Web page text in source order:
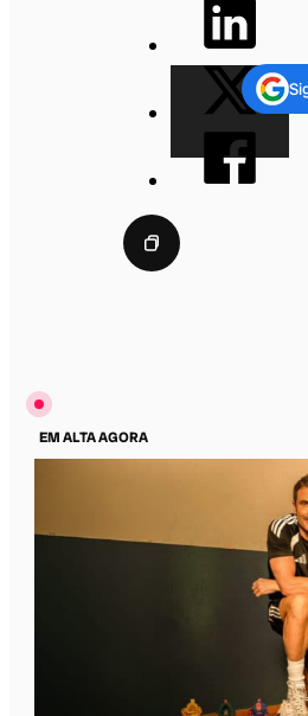
EM ALTA AGORA